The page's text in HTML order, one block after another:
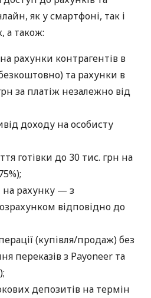
як у смартфоні, так і
а також:
рахунки контрагентів в
та рахунки в
за платіж незалежно від
доходу на особисту
готівки до 30 тис. грн на
на рахунку — з
відповідно до
(купівля/продаж) без
переказів з Payoneer та
депозитів на термін